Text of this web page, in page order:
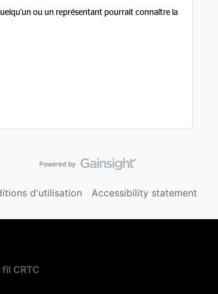
ou un représentant pourrait connaître la
d'utilisation Accessibility statement
CRTC